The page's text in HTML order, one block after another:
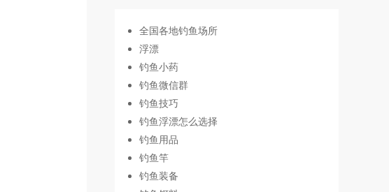
全国各地钓鱼场所
浮漂
钓鱼小药
钓鱼微信群
钓鱼技巧
钓鱼浮漂怎么选择
钓鱼用品
钓鱼竿
钓鱼装备